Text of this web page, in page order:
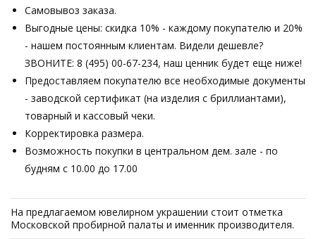
Самовывоз заказа.
Выгодные цены: скидка 10% - каждому покупателю и 20%
- нашем постоянным клиентам. Видели дешевле?
ЗВОНИТЕ: 8 (495) 00-67-234, наш ценник будет еще ниже!
Предоставляем покупателю все необходимые документы
- заводской сертификат (на изделия с бриллиантами),
товарный и кассовый чеки.
Корректировка размера.
Возможность покупки в центральном дем. зале - по
будням с 10.00 до 17.00
На предлагаемом ювелирном украшении стоит отметка
Московской пробирной палаты и именник производителя.